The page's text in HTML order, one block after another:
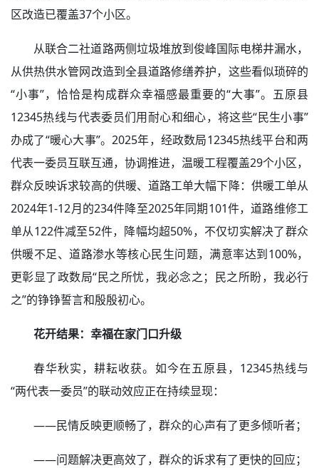
区改造已覆盖37个小区。
从联合二社道路两侧垃圾堆放到俊峰国际电梯井漏水，
从供热供水管网改造到全县道路修缮养护，这些看似琐碎的
“小事”，恰恰是构成群众幸福感最重要的“大事”。五原县
12345热线与代表委员们用耐心和细心，将这些“民生小事”
办成了“暖心大事”。2025年，经政数局12345热线平台和两
代表一委员互联互通，协调推进，温暖工程覆盖29个小区，
群众反映诉求较高的供暖、道路工单大幅下降：供暖工单从
2024年1-12月的234件降至2025年同期101件，道路维修工
单从122件减至52件，降幅均超50%，不仅切实解决了群众
供暖不足、道路渗水等核心民生问题，满意率达到100%，
更彰显了政数局“民之所忧，我必念之；民之所盼，我必行
之”的铮铮誓言和殷殷初心。
花开结果：幸福在家门口升级
春华秋实，耕耘收获。如今在五原县，12345热线与
“两代表一委员”的联动效应正在持续显现：
——民情反映更顺畅了，群众的心声有了更多倾听者；
——问题解决更高效了，群众的诉求有了更快的回应；